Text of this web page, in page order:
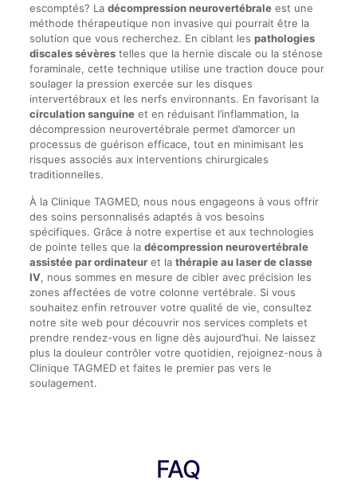
escomptés? La décompression neurovertébraleest une
méthode thérapeutique non invasive qui pourrait être la
solution que vous recherchez. En ciblant les pathologies
discales sévèrestelles que la hernie discale ou la sténose
foraminale, cette technique utilise une traction douce pour
soulager la pression exercée sur les disques
intervertébraux et les nerfs environnants. En favorisant la
circulation sanguineet en réduisant l’inflammation, la
décompression neurovertébrale permet d’amorcer un
processus de guérison efficace, tout en minimisant les
risques associés aux interventions chirurgicales
traditionnelles.
À la Clinique TAGMED, nous nous engageons à vous offrir
des soins personnalisés adaptés à vos besoins
spécifiques. Grâce à notre expertise et aux technologies
de pointe telles que la décompression neurovertébrale
assistée par ordinateuret la thérapie au laser de classe
IV, nous sommes en mesure de cibler avec précision les
zones affectées de votre colonne vertébrale. Si vous
souhaitez enfin retrouver votre qualité de vie, consultez
notre site web pour découvrir nos services complets et
prendre rendez-vous en ligne dès aujourd’hui. Ne laissez
plus la douleur contrôler votre quotidien, rejoignez-nous à
Clinique TAGMED et faites le premier pas vers le
soulagement.
FAQ